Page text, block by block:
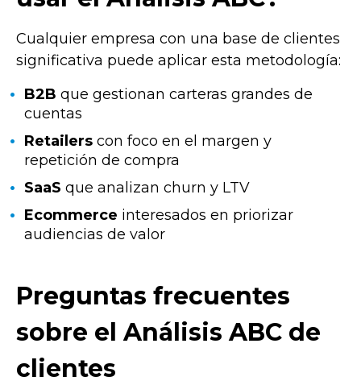
Cualquier empresa con una base de clientes
significativa puede aplicar esta metodología:
B2B que gestionan carteras grandes de
cuentas
Retailerscon foco en el margen y
repetición de compra
SaaS que analizan churn y LTV
Ecommerce interesados en priorizar
audiencias de valor
Preguntas frecuentes
sobre el Análisis ABC de
clientes